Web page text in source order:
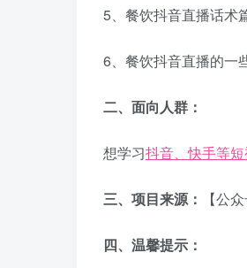
5、餐饮抖音直播话术
6、餐饮抖音直播的一
二、面向人群：
想学习抖音、快手等
三、项目来源： 【公
四、温馨提示：